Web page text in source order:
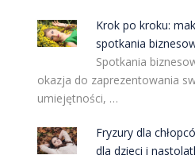
Krok po kroku:
spotkania
Spotkania
okazja do zaprezentowania
umiejętności, …
Fryzury dla
dla dzieci i